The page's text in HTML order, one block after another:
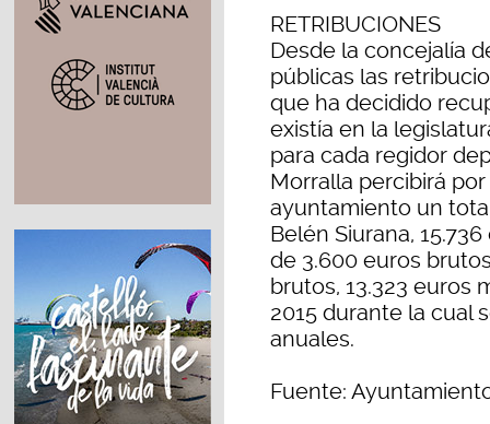
RETRIBUCIONES
Desde la concejalía
públicas las
que ha decidido
existía en la
para cada regidor
Morralla percibirá
ayuntamiento un
Belén Siurana,
de 3.600 euros
brutos, 13.323 euros
2015 durante la cual
anuales.
Fuente: